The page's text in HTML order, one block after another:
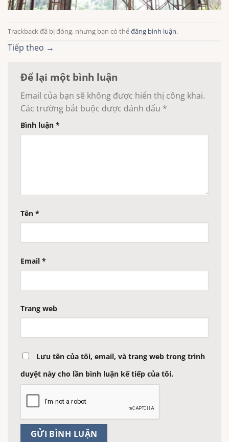
Trackback đã bị đóng, nhưng bạn có thểđăng bình luận.
Tiếp theo →
Để lại một bình luận
Email của bạn sẽ không được hiển thị công khai.
Các trường bắt buộc được đánh dấu *
Bình luận *
Tên *
Email *
Trang web
Lưu tên của tôi, email, và trang web trong trình
duyệt này cho lần bình luận kế tiếp của tôi.